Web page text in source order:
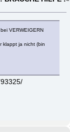
VERWEIGERN
klappt ja nicht (bin